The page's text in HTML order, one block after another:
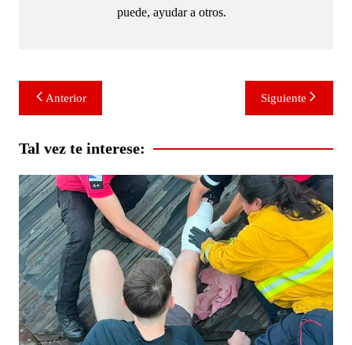
puede, ayudar a otros.
Navegación
de
entradas
Anterior Siguiente
Tal vez te interese: